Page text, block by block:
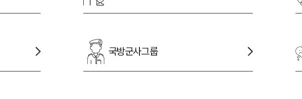
국방군사그룹